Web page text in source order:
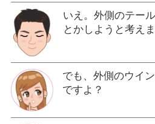
いえ。外側のテー
とかしようと考えま
でも、外側のウイ
ですよ？